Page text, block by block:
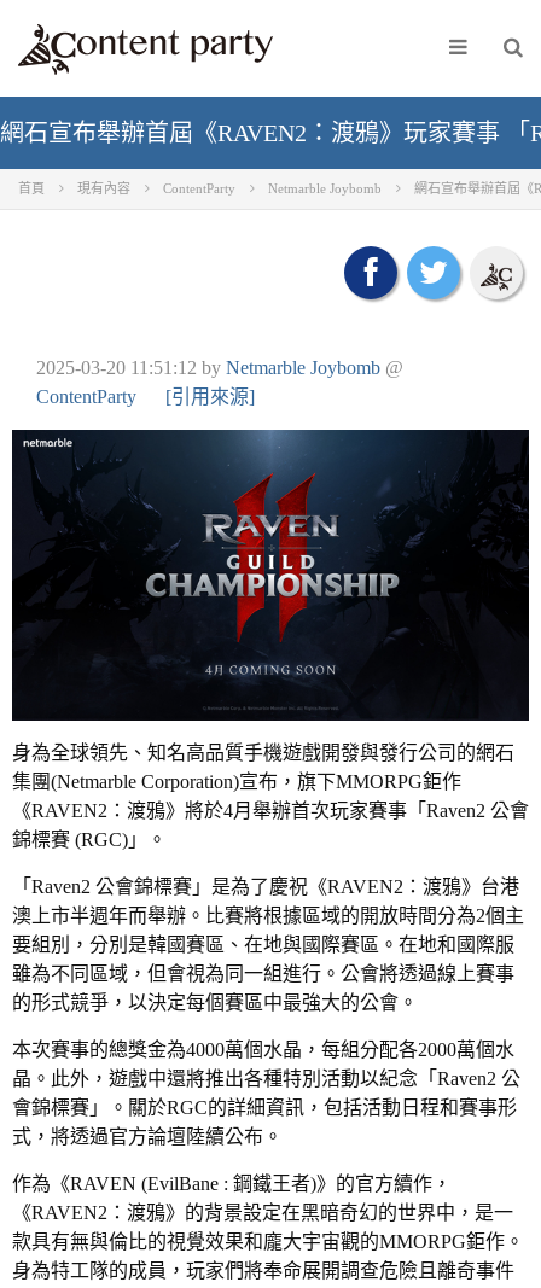
網石宣布舉辦首屆《RAVEN2：渡鴉》玩家賽事 「
首頁 現有內容 ContentParty Netmarble Joybomb 網石宣布舉辦首屆《
2025-03-20 11:51:12 by Netmarble Joybomb @
ContentParty
[引用來源]
身為全球領先、知名高品質手機遊戲開發與發行公司的網石
集團(Netmarble Corporation)宣布，旗下MMORPG鉅作
《RAVEN2：渡鴉》將於4月舉辦首次玩家賽事「Raven2 公會
錦標賽 (RGC)」。
「Raven2 公會錦標賽」是為了慶祝《RAVEN2：渡鴉》台港
澳上市半週年而舉辦。比賽將根據區域的開放時間分為2個主
要組別，分別是韓國賽區、在地與國際賽區。在地和國際服
雖為不同區域，但會視為同一組進行。公會將透過線上賽事
的形式競爭，以決定每個賽區中最強大的公會。
本次賽事的總獎金為4000萬個水晶，每組分配各2000萬個水
晶。此外，遊戲中還將推出各種特別活動以紀念「Raven2 公
會錦標賽」。關於RGC的詳細資訊，包括活動日程和賽事形
式，將透過官方論壇陸續公布。
作為《RAVEN (EvilBane : 鋼鐵王者)》的官方續作，
《RAVEN2：渡鴉》的背景設定在黑暗奇幻的世界中，是一
款具有無與倫比的視覺效果和龐大宇宙觀的MMORPG鉅作。
身為特工隊的成員，玩家們將奉命展開調查危險且離奇事件